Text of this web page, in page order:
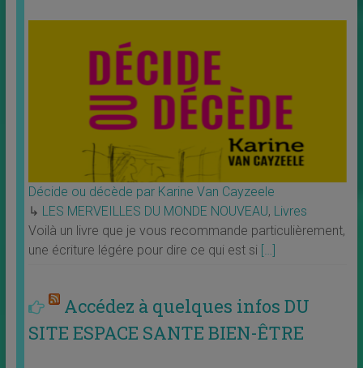
Décide ou décède par Karine Van Cayzeele
↳ LES MERVEILLES DU MONDE NOUVEAU, Livres
Voilà un livre que je vous recommande particulièrement,
une écriture légére pour dire ce qui est si […]
Accédez à quelques infos DU
SITE ESPACE SANTE BIEN-ÊTRE